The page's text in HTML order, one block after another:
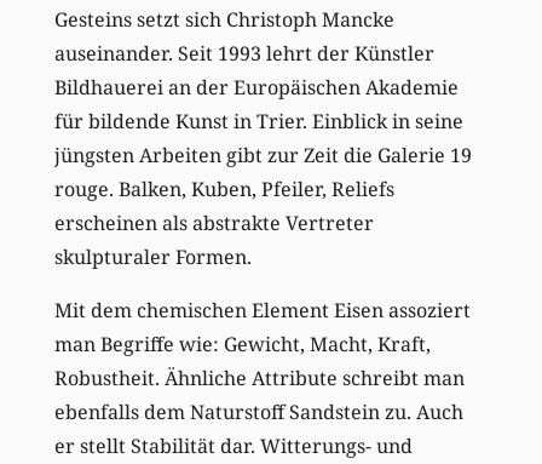
Gesteins setzt sich Christoph Mancke
auseinander. Seit 1993 lehrt der Künstler
Bildhauerei an der Europäischen Akademie
für bildende Kunst in Trier. Einblick in seine
jüngsten Arbeiten gibt zur Zeit die Galerie 19
rouge. Balken, Kuben, Pfeiler, Reliefs
erscheinen als abstrakte Vertreter
skulpturaler Formen.
Mit dem chemischen Element Eisen assoziert
man Begriffe wie: Gewicht, Macht, Kraft,
Robustheit. Ähnliche Attribute schreibt man
ebenfalls dem Naturstoff Sandstein zu. Auch
er stellt Stabilität dar. Witterungs- und